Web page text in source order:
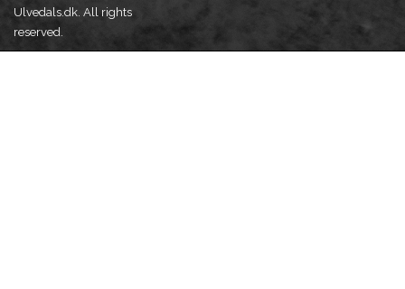
Ulvedals.dk. All rights
reserved.